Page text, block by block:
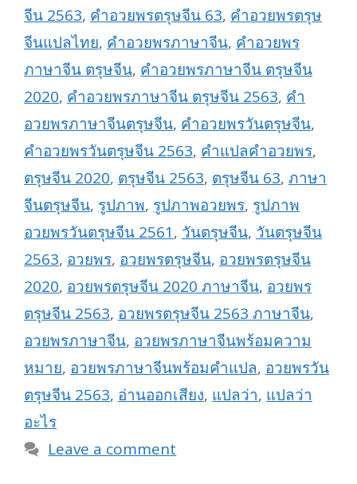
จีน 2563, คำอวยพรตรุษจีน 63, คำอวยพรตรุษ
จีนแปลไทย, คำอวยพรภาษาจีน, คำอวยพร
ภาษาจีน ตรุษจีน, คำอวยพรภาษาจีน ตรุษจีน
2020, คำอวยพรภาษาจีน ตรุษจีน 2563, คำ
อวยพรภาษาจีนตรุษจีน, คำอวยพรวันตรุษจีน,
คำอวยพรวันตรุษจีน 2563, คำแปลคำอวยพร,
ตรุษจีน 2020, ตรุษจีน 2563, ตรุษจีน 63, ภาษา
จีนตรุษจีน, รูปภาพ, รูปภาพอวยพร, รูปภาพ
อวยพรวันตรุษจีน 2561, วันตรุษจีน, วันตรุษจีน
2563, อวยพร, อวยพรตรุษจีน, อวยพรตรุษจีน
2020, อวยพรตรุษจีน 2020 ภาษาจีน, อวยพร
ตรุษจีน 2563, อวยพรตรุษจีน 2563 ภาษาจีน,
อวยพรภาษาจีน, อวยพรภาษาจีนพร้อมความ
หมาย, อวยพรภาษาจีนพร้อมคำแปล, อวยพรวัน
ตรุษจีน 2563, อ่านออกเสียง, แปลว่า, แปลว่า
อะไร
Leave a comment